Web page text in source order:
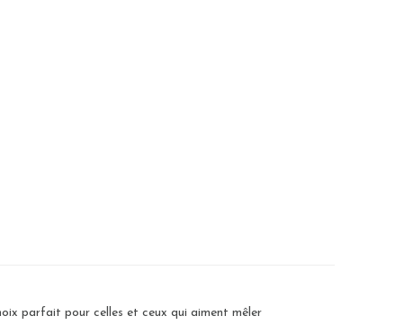
parfait pour celles et ceux qui aiment mêler